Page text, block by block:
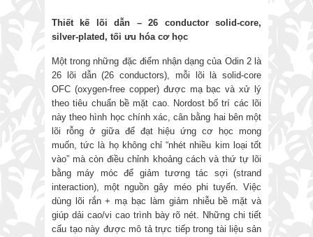
Thiết kế lõi dẫn –26 conductor solid-core,
silver-plated, tối ưu hóa cơ học
Một trong những đặc điểm nhận dạng của Odin 2 là
26 lõi dẫn (26 conductors), mỗi lõi là solid-core
OFC (oxygen-free copper) được mạ bạc và xử lý
theo tiêu chuẩn bề mặt cao. Nordost bố trí các lõi
này theo hình học chính xác, cân bằng hai bên một
lõi rỗng ở giữa để đạt hiệu ứng cơ học mong
muốn, tức là họ không chỉ “nhét nhiều kim loại tốt
vào” mà còn điều chỉnh khoảng cách và thứ tự lõi
bằng máy móc để giảm tương tác sợi (strand
interaction), một nguồn gây méo phi tuyến. Việc
dùng lõi rắn + mạ bạc làm giảm nhiễu bề mặt và
giúp dải cao/vi cao trình bày rõ nét. Những chi tiết
cấu tạo này được mô tả trực tiếp trong tài liệu sản